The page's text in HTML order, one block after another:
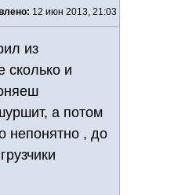
12 июн 2013, 21:03
из
сколько и
а потом
непонятно , до